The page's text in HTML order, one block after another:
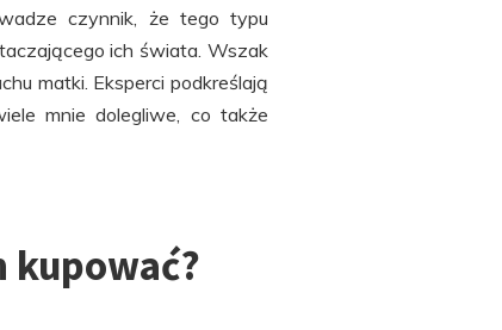
czynnik, że tego typu
ich świata. Wszak
matki. Eksperci podkreślają
mnie dolegliwe, co także
kupować?